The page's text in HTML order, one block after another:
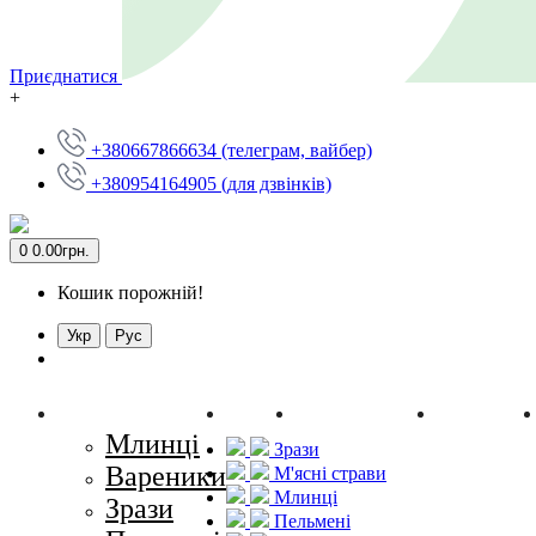
Приєднатися
+
+380667866634 (телеграм, вайбер)
+380954164905 (для дзвінків)
0 0.00грн.
Кошик порожній!
Укр Рус
Млинці
Вареники
Зрази
Блог Контакти Оплата
Зрази
М'ясні страви
Млинцi
Пельменi